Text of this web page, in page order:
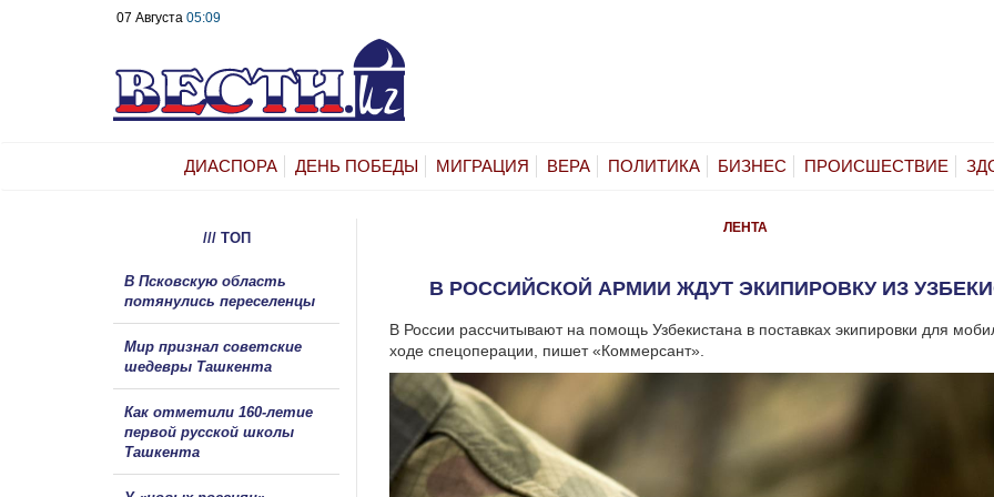
07 Августа 05:09
ДИАСПОРА ДЕНЬ ПОБЕДЫ МИГРАЦИЯ ВЕРА ПОЛИТИКА БИЗНЕС ПРОИСШЕСТВИЕ
ЛЕНТА
В РОССИЙСКОЙ АРМИИ ЖДУТ ЭКИПИРОВКУ ИЗ
В России рассчитывают на помощь Узбекистана в поставках экипировки для
ходе спецоперации, пишет «Коммерсант».
/// ТОП
В Псковскую область
потянулись переселенцы
Мир признал советские
шедевры Ташкента
Как отметили 160-летие
первой русской школы
Ташкента